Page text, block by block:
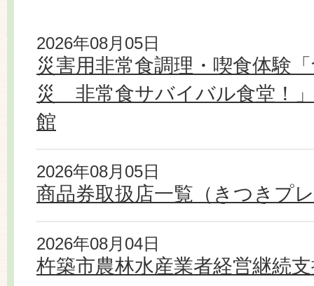
2026年08月05日
災害用非常食調理・喫食体験
災 非常食サバイバル食堂！
館
2026年08月05日
商品券取扱店一覧（きつきプ
2026年08月04日
杵築市農林水産業者経営継続